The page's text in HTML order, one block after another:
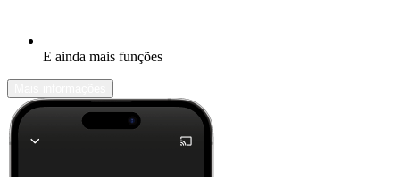
E ainda mais funções